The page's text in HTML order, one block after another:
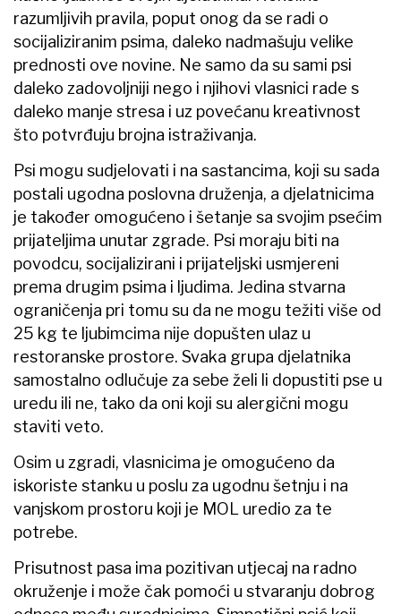
razumljivih pravila, poput onog da se radi o
socijaliziranim psima, daleko nadmašuju velike
prednosti ove novine. Ne samo da su sami psi
daleko zadovoljniji nego i njihovi vlasnici rade s
daleko manje stresa i uz povećanu kreativnost
što potvrđuju brojna istraživanja.
Psi mogu sudjelovati i na sastancima, koji su sada
postali ugodna poslovna druženja, a djelatnicima
je također omogućeno i šetanje sa svojim psećim
prijateljima unutar zgrade. Psi moraju biti na
povodcu, socijalizirani i prijateljski usmjereni
prema drugim psima i ljudima. Jedina stvarna
ograničenja pri tomu su da ne mogu težiti više od
25 kg te ljubimcima nije dopušten ulaz u
restoranske prostore. Svaka grupa djelatnika
samostalno odlučuje za sebe želi li dopustiti pse u
uredu ili ne, tako da oni koji su alergični mogu
staviti veto.
Osim u zgradi, vlasnicima je omogućeno da
iskoriste stanku u poslu za ugodnu šetnju i na
vanjskom prostoru koji je MOL uredio za te
potrebe.
Prisutnost pasa ima pozitivan utjecaj na radno
okruženje i može čak pomoći u stvaranju dobrog